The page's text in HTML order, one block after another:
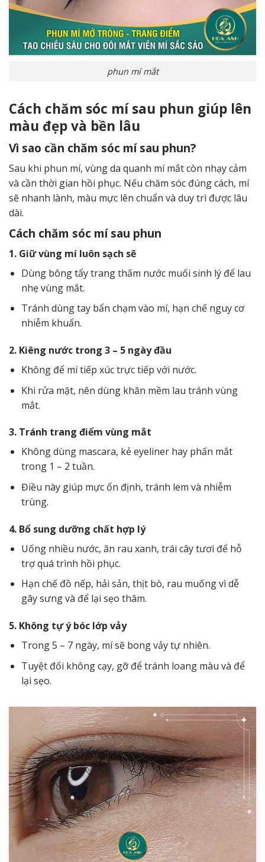
phun mí mắt
Cách chăm sóc mí sau phun giúp lên
màu đẹp và bền lâu
Vì sao cần chăm sóc mí sau phun?
Sau khi phun mí, vùng da quanh mí mắt còn nhạy cảm
và cần thời gian hồi phục. Nếu chăm sóc đúng cách, mí
sẽ nhanh lành, màu mực lên chuẩn và duy trì được lâu
dài.
Cách chăm sóc mí sau phun
1. Giữ vùng mí luôn sạch sẽ
Dùng bông tẩy trang thấm nước muối sinh lý để lau
nhẹ vùng mắt.
Tránh dùng tay bẩn chạm vào mí, hạn chế nguy cơ
nhiễm khuẩn.
2. Kiêng nước trong 3 – 5 ngày đầu
Không để mí tiếp xúc trực tiếp với nước.
Khi rửa mặt, nên dùng khăn mềm lau tránh vùng
mắt.
3. Tránh trang điểm vùng mắt
Không dùng mascara, kẻ eyeliner hay phấn mắt
trong 1 – 2 tuần.
Điều này giúp mực ổn định, tránh lem và nhiễm
trùng.
4. Bổ sung dưỡng chất hợp lý
Uống nhiều nước, ăn rau xanh, trái cây tươi để hỗ
trợ quá trình hồi phục.
Hạn chế đồ nếp, hải sản, thịt bò, rau muống vì dễ
gây sưng và để lại sẹo thâm.
5. Không tự ý bóc lớp vảy
Trong 5 – 7 ngày, mí sẽ bong vảy tự nhiên.
Tuyệt đối không cạy, gỡ để tránh loang màu và để
lại sẹo.